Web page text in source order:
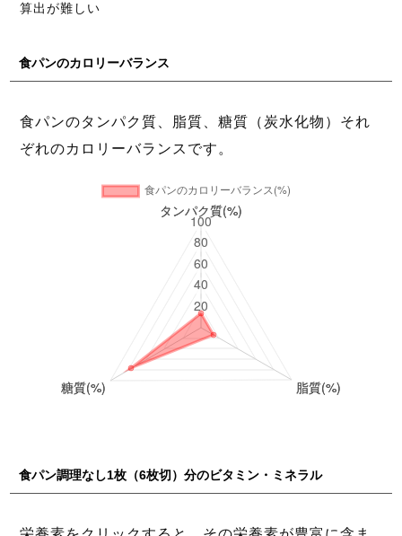
算出が難しい
食パンのカロリーバランス
食パンのタンパク質、脂質、糖質（炭水化物）それ
ぞれのカロリーバランスです。
食パン調理なし1枚（6枚切）分のビタミン・ミネラル